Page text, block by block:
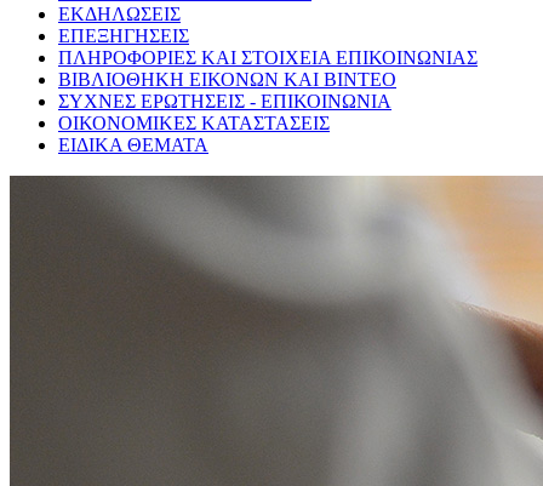
ΕΚΔΗΛΩΣΕΙΣ
ΕΠΕΞΗΓΗΣΕΙΣ
ΠΛΗΡΟΦΟΡΙΕΣ ΚΑΙ ΣΤΟΙΧΕΙΑ ΕΠΙΚΟΙΝΩΝΙΑΣ
ΒΙΒΛΙΟΘΗΚΗ ΕΙΚΟΝΩΝ ΚΑΙ ΒΙΝΤΕΟ
ΣΥΧΝΕΣ ΕΡΩΤΗΣΕΙΣ - ΕΠΙΚΟΙΝΩΝΙΑ
ΟΙΚΟΝΟΜΙΚΕΣ ΚΑΤΑΣΤΑΣΕΙΣ
ΕΙΔΙΚΑ ΘΕΜΑΤΑ